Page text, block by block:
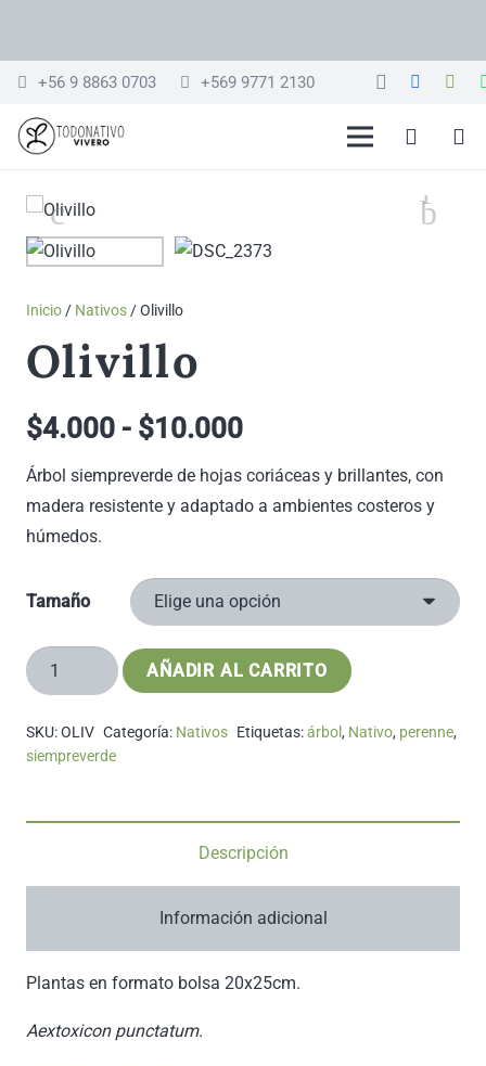
+56 9 8863 0703 +569 9771 2130
Inicio/ Nativos/ Olivillo
Olivillo
$4.000 - $10.000Rango
precios:
desde
hasta
$10.000
Árbol siempreverde de hojas coriáceas y brillantes, con
madera resistente y adaptado a ambientes costeros y
húmedos.
Tamaño
Olivillo
cantidad
AÑADIR AL CARRITO
SKU:OLIV Categoría: Nativos Etiquetas:árbol, Nativo, perenne,
siempreverde
Descripción
Información adicional
Plantas en formato bolsa 20x25cm.
Aextoxicon punctatum.